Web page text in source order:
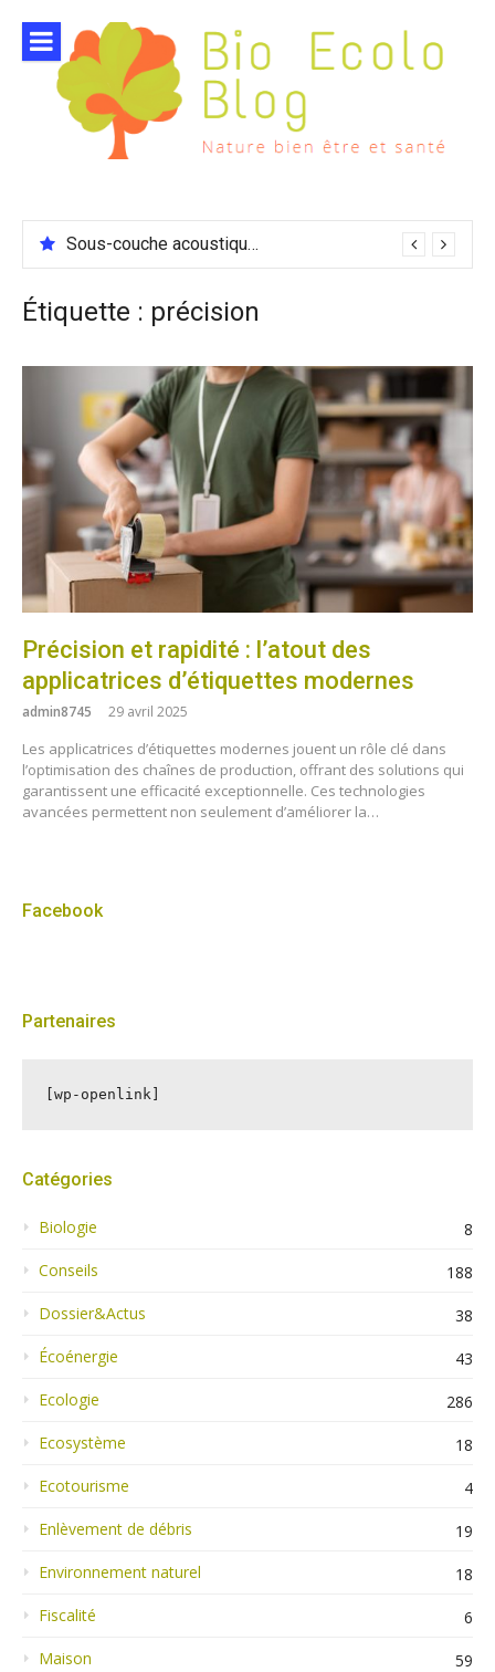
contenu
Sous-couche acoustique compatible chauffage sol
Étiquette : précision
Précision et rapidité : l’atout des
applicatrices d’étiquettes modernes
admin8745 29 avril 2025
Les applicatrices d’étiquettes modernes jouent un rôle clé dans
l’optimisation des chaînes de production, offrant des solutions qui
garantissent une efficacité exceptionnelle. Ces technologies
avancées permettent non seulement d’améliorer la…
Facebook
Partenaires
[wp-openlink]
Catégories
Biologie
8
Conseils
188
Dossier&Actus
38
Écoénergie
43
Ecologie
286
Ecosystème
18
Ecotourisme
4
Enlèvement de débris
19
Environnement naturel
18
Fiscalité
6
Maison
59